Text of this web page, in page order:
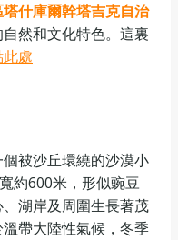
什庫爾幹塔吉克自治
然和文化特色。這裏
處
被沙丘環繞的沙漠小
約600米，形似豌豆
湖岸及周圍生長著茂
帶大陸性氣候，冬季